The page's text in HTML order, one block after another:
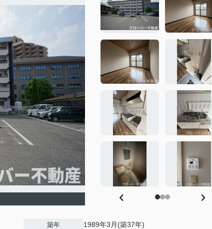
築年 1989年3月(築37年)